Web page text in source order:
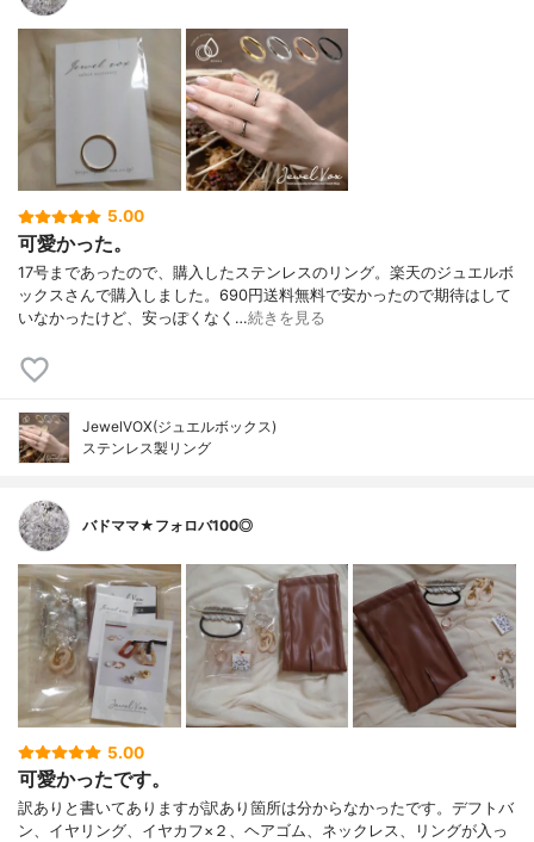
5.00
可愛かった。
17号まであったので、購入したステンレスのリング。楽天のジュエルボ
ックスさんで購入しました。690円送料無料で安かったので期待はして
いなかったけど、安っぽくなく…続きを見る
JewelVOX(ジュエルボックス)
ステンレス製リング
バドママ★フォロバ100◎
5.00
可愛かったです。
訳ありと書いてありますが訳あり箇所は分からなかったです。デフトバ
ン、イヤリング、イヤカフ×２、ヘアゴム、ネックレス、リングが入っ